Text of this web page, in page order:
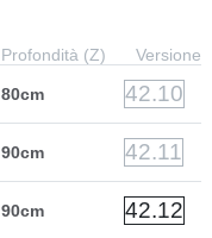
Profondità (Z) Versione
80cm 42.10
90cm 42.11
90cm 42.12